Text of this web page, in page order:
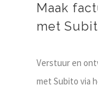
Maak
met
Verstuur en
met Subito via